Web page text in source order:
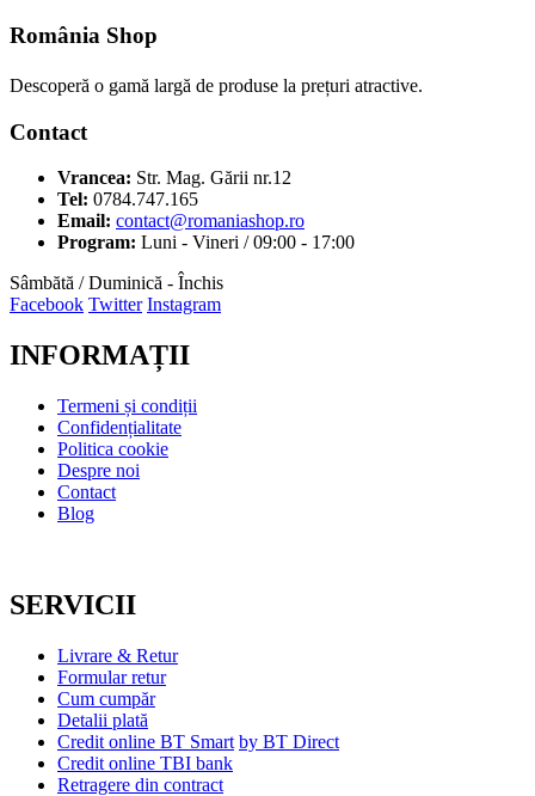
România Shop
Descoperă o gamă largă de produse la prețuri atractive.
Contact
Vrancea: Str. Mag. Gării nr.12
Tel: 0784.747.165
Email: contact@romaniashop.ro
Program: Luni - Vineri / 09:00 - 17:00
Sâmbătă / Duminică - Închis
Facebook Twitter Instagram
INFORMAȚII
Termeni și condiții
Confidențialitate
Politica cookie
Despre noi
Contact
Blog
SERVICII
Livrare & Retur
Formular retur
Cum cumpăr
Detalii plată
Credit online BT Smart by BT Direct
Credit online TBI bank
Retragere din contract